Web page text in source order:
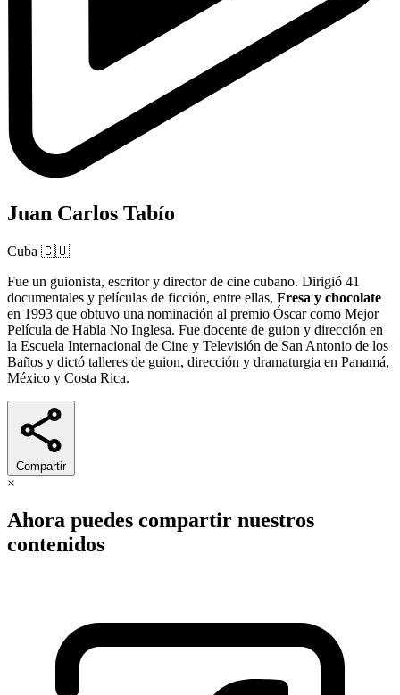
Juan Carlos Tabío
Cuba 🇨🇺
Fue un guionista, escritor y director de cine cubano. Dirigió 41
documentales y películas de ficción, entre ellas, Fresa y chocolate
en 1993 que obtuvo una nominación al premio Óscar como Mejor
Película de Habla No Inglesa. Fue docente de guion y dirección en
la Escuela Internacional de Cine y Televisión de San Antonio de los
Baños y dictó talleres de guion, dirección y dramaturgia en Panamá,
México y Costa Rica.
Compartir
×
Ahora puedes compartir nuestros
contenidos